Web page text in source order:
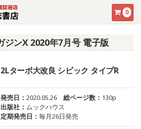
0
ジンX 2020年7月号 電子版
2Lターボ大改良 シビック タイプR
発売日：2020.05.26 総ページ数： 130p
出版社： ムックハウス
定期発売日：毎月26日発売